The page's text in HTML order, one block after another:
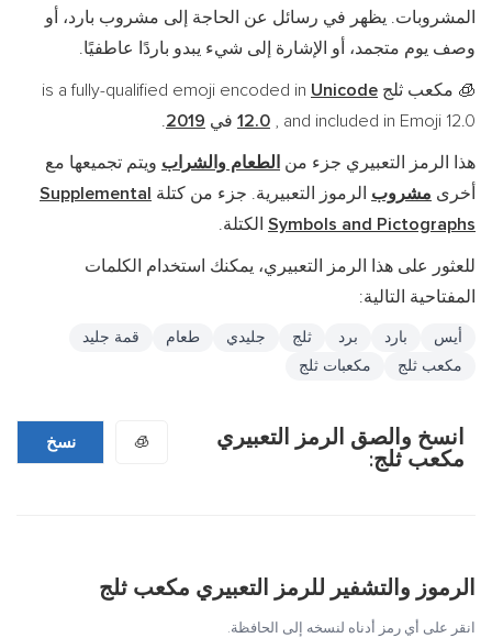
المشروبات. يظهر في رسائل عن الحاجة إلى مشروب بارد، أو
وصف يوم متجمد، أو الإشارة إلى شيء يبدو باردًا عاطفيًا.
🧊 مكعب ثلج is a fully-qualified emoji encoded in Unicode
12.0 , and included in Emoji 12.0 في 2019
.
هذا الرمز التعبيري جزء من الطعام والشراب ويتم تجميعها مع
أخرى مشروب الرموز التعبيرية. جزء من كتلة Supplemental
Symbols and Pictographs الكتلة.
للعثور على هذا الرمز التعبيري، يمكنك استخدام الكلمات
المفتاحية التالية:
أيس بارد برد ثلج جليدي طعام
قمة جليد
مكعب ثلج
مكعبات ثلج
انسخ والصق الرمز التعبيري
مكعب ثلج:
🧊 نسخ
الرموز والتشفير للرمز التعبيري مكعب ثلج
انقر على أي رمز أدناه لنسخه إلى الحافظة.